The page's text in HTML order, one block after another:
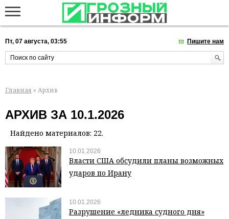
Пт, 07 августа, 03:55 Пишите нам
Главная » Архив
АРХИВ ЗА 10.1.2026
Найдено материалов: 22.
10.01.2026
Власти США обсудили планы возможных
ударов по Ирану
10.01.2026
Разрушение «ледника судного дня»